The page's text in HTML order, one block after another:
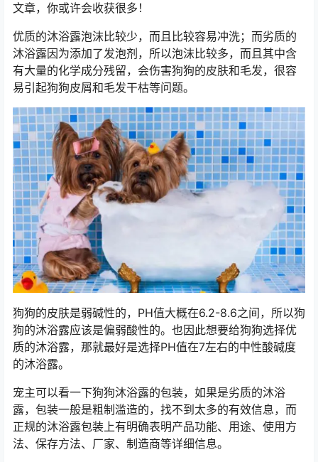
文章，你或许会收获很多！
优质的沐浴露泡沫比较少，而且比较容易冲洗；而劣质的
沐浴露因为添加了发泡剂，所以泡沫比较多，而且其中含
有大量的化学成分残留，会伤害狗狗的皮肤和毛发，很容
易引起狗狗皮屑和毛发干枯等问题。
狗狗的皮肤是弱碱性的，PH值大概在6.2-8.6之间，所以狗
狗的沐浴露应该是偏弱酸性的。也因此想要给狗狗选择优
质的沐浴露，那就最好是选择PH值在7左右的中性酸碱度
的沐浴露。
宠主可以看一下狗狗沐浴露的包装，如果是劣质的沐浴
露，包装一般是粗制滥造的，找不到太多的有效信息，而
正规的沐浴露包装上有明确表明产品功能、用途、使用方
法、保存方法、厂家、制造商等详细信息。